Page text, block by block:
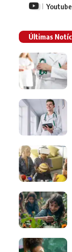
Youtube
Últimas